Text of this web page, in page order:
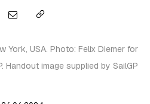
York, USA. Photo: Felix Diemer for
Handout image supplied by SailGP